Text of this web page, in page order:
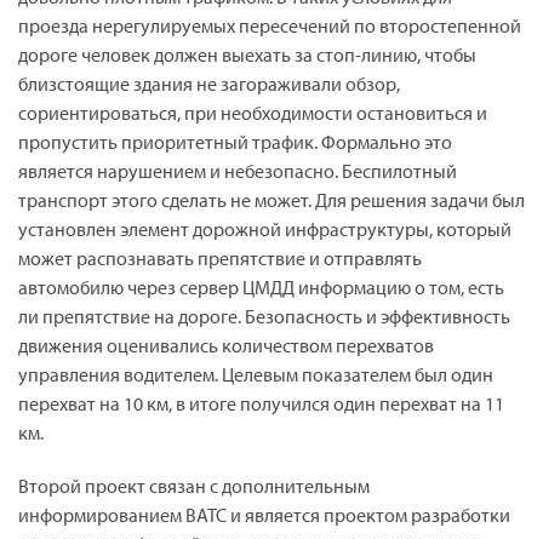
проезда нерегулируемых пересечений по второстепенной
дороге человек должен выехать за стоп-линию, чтобы
близстоящие здания не загораживали обзор,
сориентироваться, при необходимости остановиться и
пропустить приоритетный трафик. Формально это
является нарушением и небезопасно. Беспилотный
транспорт этого сделать не может. Для решения задачи был
установлен элемент дорожной инфраструктуры, который
может распознавать препятствие и отправлять
автомобилю через сервер ЦМДД информацию о том, есть
ли препятствие на дороге. Безопасность и эффективность
движения оценивались количеством перехватов
управления водителем. Целевым показателем был один
перехват на 10 км, в итоге получился один перехват на 11
км.
Второй проект связан с дополнительным
информированием ВАТС и является проектом разработки